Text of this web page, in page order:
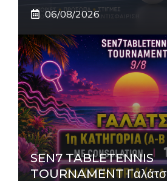
06/08/2026
SEN7 TABLETENNIS
TOURNAMENT